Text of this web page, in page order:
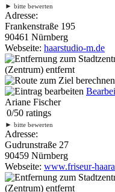
► bitte bewerten
Adresse:
Frankenstraße 195
90461 Nürnberg
Webseite: haarstudio-m.de
(Zentrum) entfernt
Ariane Fischer
0/50 ratings
► bitte bewerten
Adresse:
Gudrunstraße 27
90459 Nürnberg
Webseite: www.friseur-
(Zentrum) entfernt